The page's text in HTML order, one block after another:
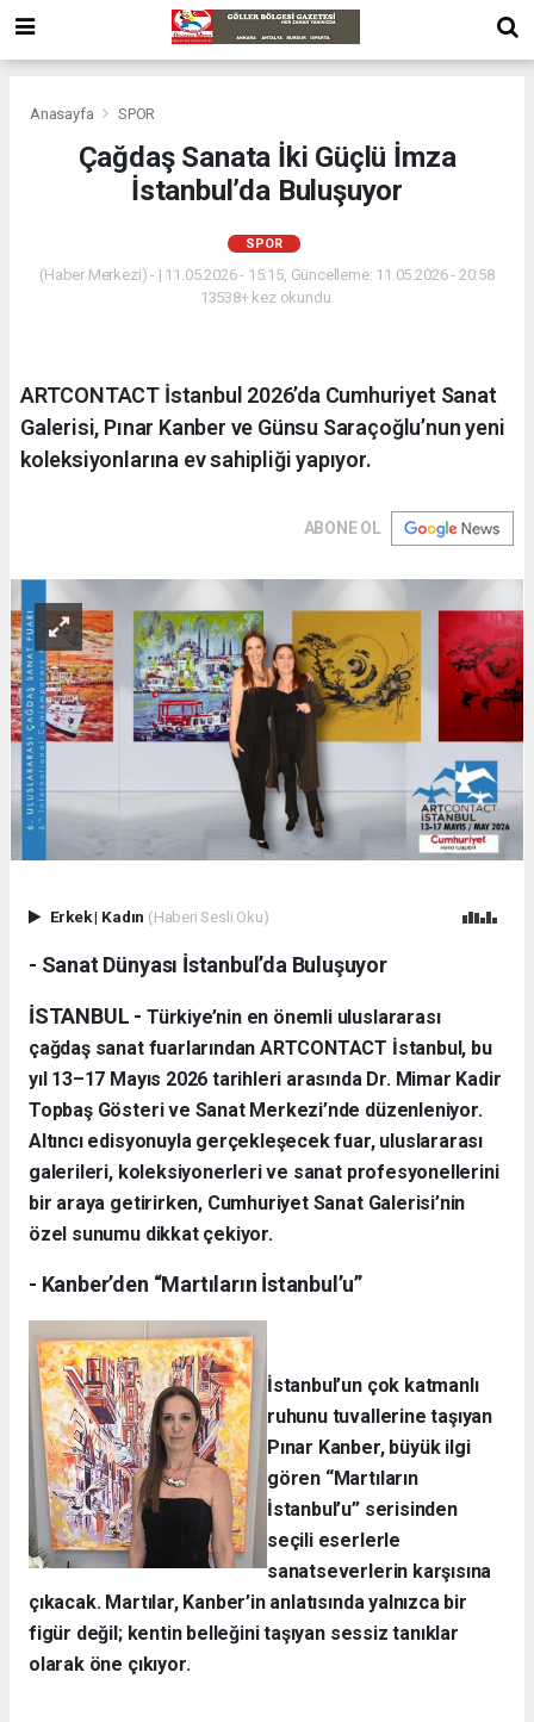
Anasayfa SPOR
Çağdaş Sanata İki Güçlü İmza
İstanbul’da Buluşuyor
SPOR
(Haber Merkezi) - | 11.05.2026 - 15:15, Güncelleme: 11.05.2026 - 20:58
13538+ kez okundu.
ARTCONTACT İstanbul 2026’da Cumhuriyet Sanat
Galerisi, Pınar Kanber ve Günsu Saraçoğlu’nun yeni
koleksiyonlarına ev sahipliği yapıyor.
ABONE OL
Erkek| Kadın (Haberi Sesli Oku)
- Sanat Dünyası İstanbul’da Buluşuyor
İSTANBUL - Türkiye’nin en önemli uluslararası
çağdaş sanat fuarlarından ARTCONTACT İstanbul, bu
yıl 13–17 Mayıs 2026 tarihleri arasında Dr. Mimar Kadir
Topbaş Gösteri ve Sanat Merkezi’nde düzenleniyor.
Altıncı edisyonuyla gerçekleşecek fuar, uluslararası
galerileri, koleksiyonerleri ve sanat profesyonellerini
bir araya getirirken, Cumhuriyet Sanat Galerisi’nin
özel sunumu dikkat çekiyor.
- Kanber’den “Martıların İstanbul’u”
İstanbul’un çok katmanlı
ruhunu tuvallerine taşıyan
Pınar Kanber, büyük ilgi
gören “Martıların
İstanbul’u” serisinden
seçili eserlerle
sanatseverlerin karşısına
çıkacak. Martılar, Kanber’in anlatısında yalnızca bir
figür değil; kentin belleğini taşıyan sessiz tanıklar
olarak öne çıkıyor.